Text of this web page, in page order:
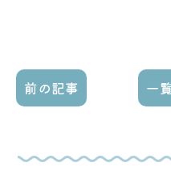
前の記事 一